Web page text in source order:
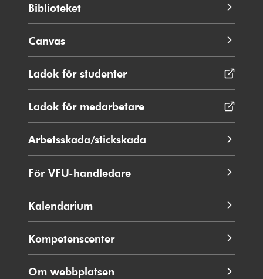
Biblioteket
Canvas
Ladok för studenterÖppnas
i
fönster
Ladok för medarbetare
i
fönster
Arbetsskada/stickskada
För VFU-handledare
Kalendarium
Kompetenscenter
Om webbplatsen